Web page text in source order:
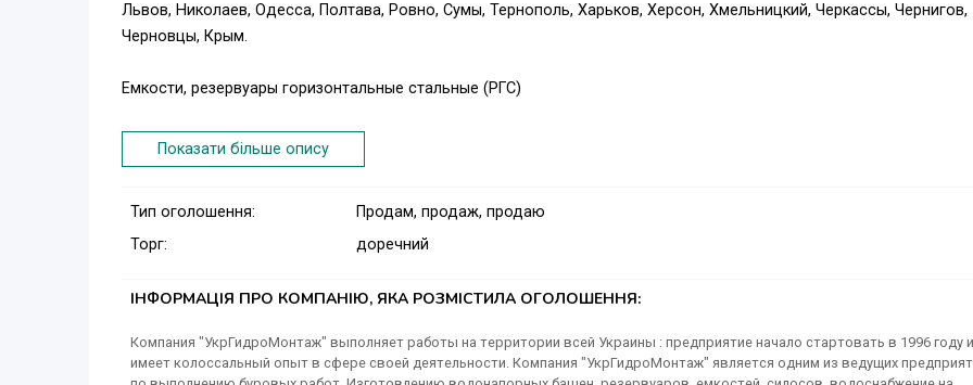
Львов, Николаев, Одесса, Полтава, Ровно, Сумы, Тернополь, Харьков, Херсон, Хмельницкий, Черкассы, Чернигов,
Черновцы, Крым.
Емкости, резервуары горизонтальные стальные (РГС)
Резервуар цилиндрический стальной горизонтальный РГС применяется для хранения нефти, светлых и темных
нефтепродуктов, ГСМ и прочих жидкостей. Также возможно использование горизонтальных стальных
воды при условии нанесения на внутренние поверхности резервуаров антикоррозийной защиты либо
его из нержавеющих сталей.. В зависимости от вариантов использования резервуары металлические
- резервуар горизонтальный стальной подземный РГС п;
Показати більше опису
Тип оголошення:
Продам, продаж, продаю
Торг:
доречний
ІНФОРМАЦІЯ ПРО КОМПАНІЮ, ЯКА РОЗМІСТИЛА ОГОЛОШЕННЯ:
Компания "УкрГидроМонтаж" выполняет работы на территории всей Украины : предприятие начало стартовать в 1996 году и
имеет колоссальный опыт в сфере своей деятельности. Компания "УкрГидроМонтаж" является одним из ведущих